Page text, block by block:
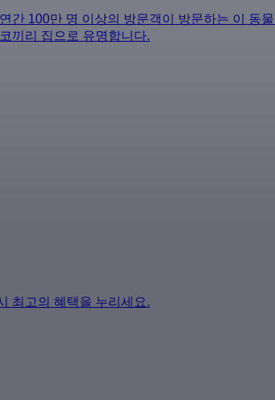
간 100만 명 이상의 방문객이 방문하는 이 동
끼리 집으로 유명합니다.
최고의 혜택을 누리세요.